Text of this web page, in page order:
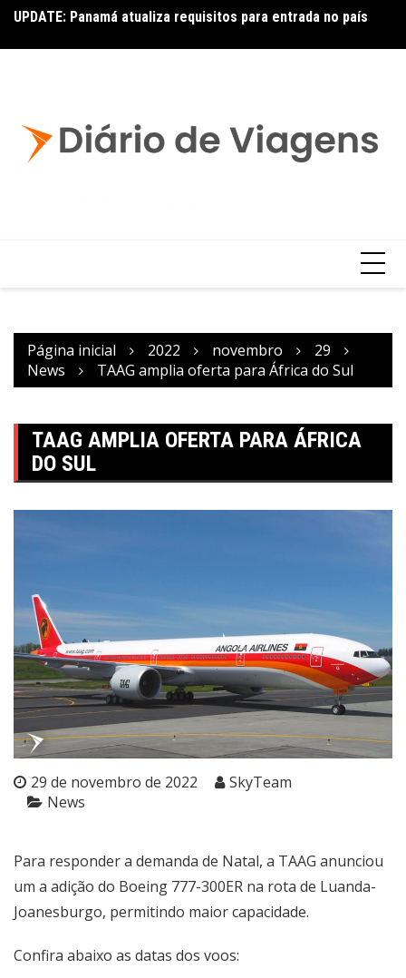
UPDATE: Panamá atualiza requisitos para entrada no país
Página inicial 2022 novembro
29
News
TAAG amplia oferta para África do Sul
TAAG AMPLIA OFERTA PARA ÁFRICA
DO SUL
29 de novembro de 2022
SkyTeam
News
Para responder a demanda de Natal, a TAAG anunciou
um a adição do Boeing 777-300ER na rota de Luanda-
Joanesburgo, permitindo maior capacidade.
Confira abaixo as datas dos voos: